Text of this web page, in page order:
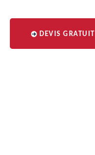
DEVIS GRATUIT